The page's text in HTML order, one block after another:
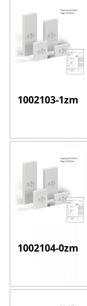
1002103-1zm
1002104-0zm